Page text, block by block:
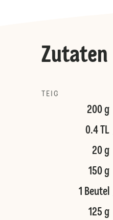
Zutaten
TEIG
200 g
0.4 TL
20 g
150 g
1 Beutel
125 g